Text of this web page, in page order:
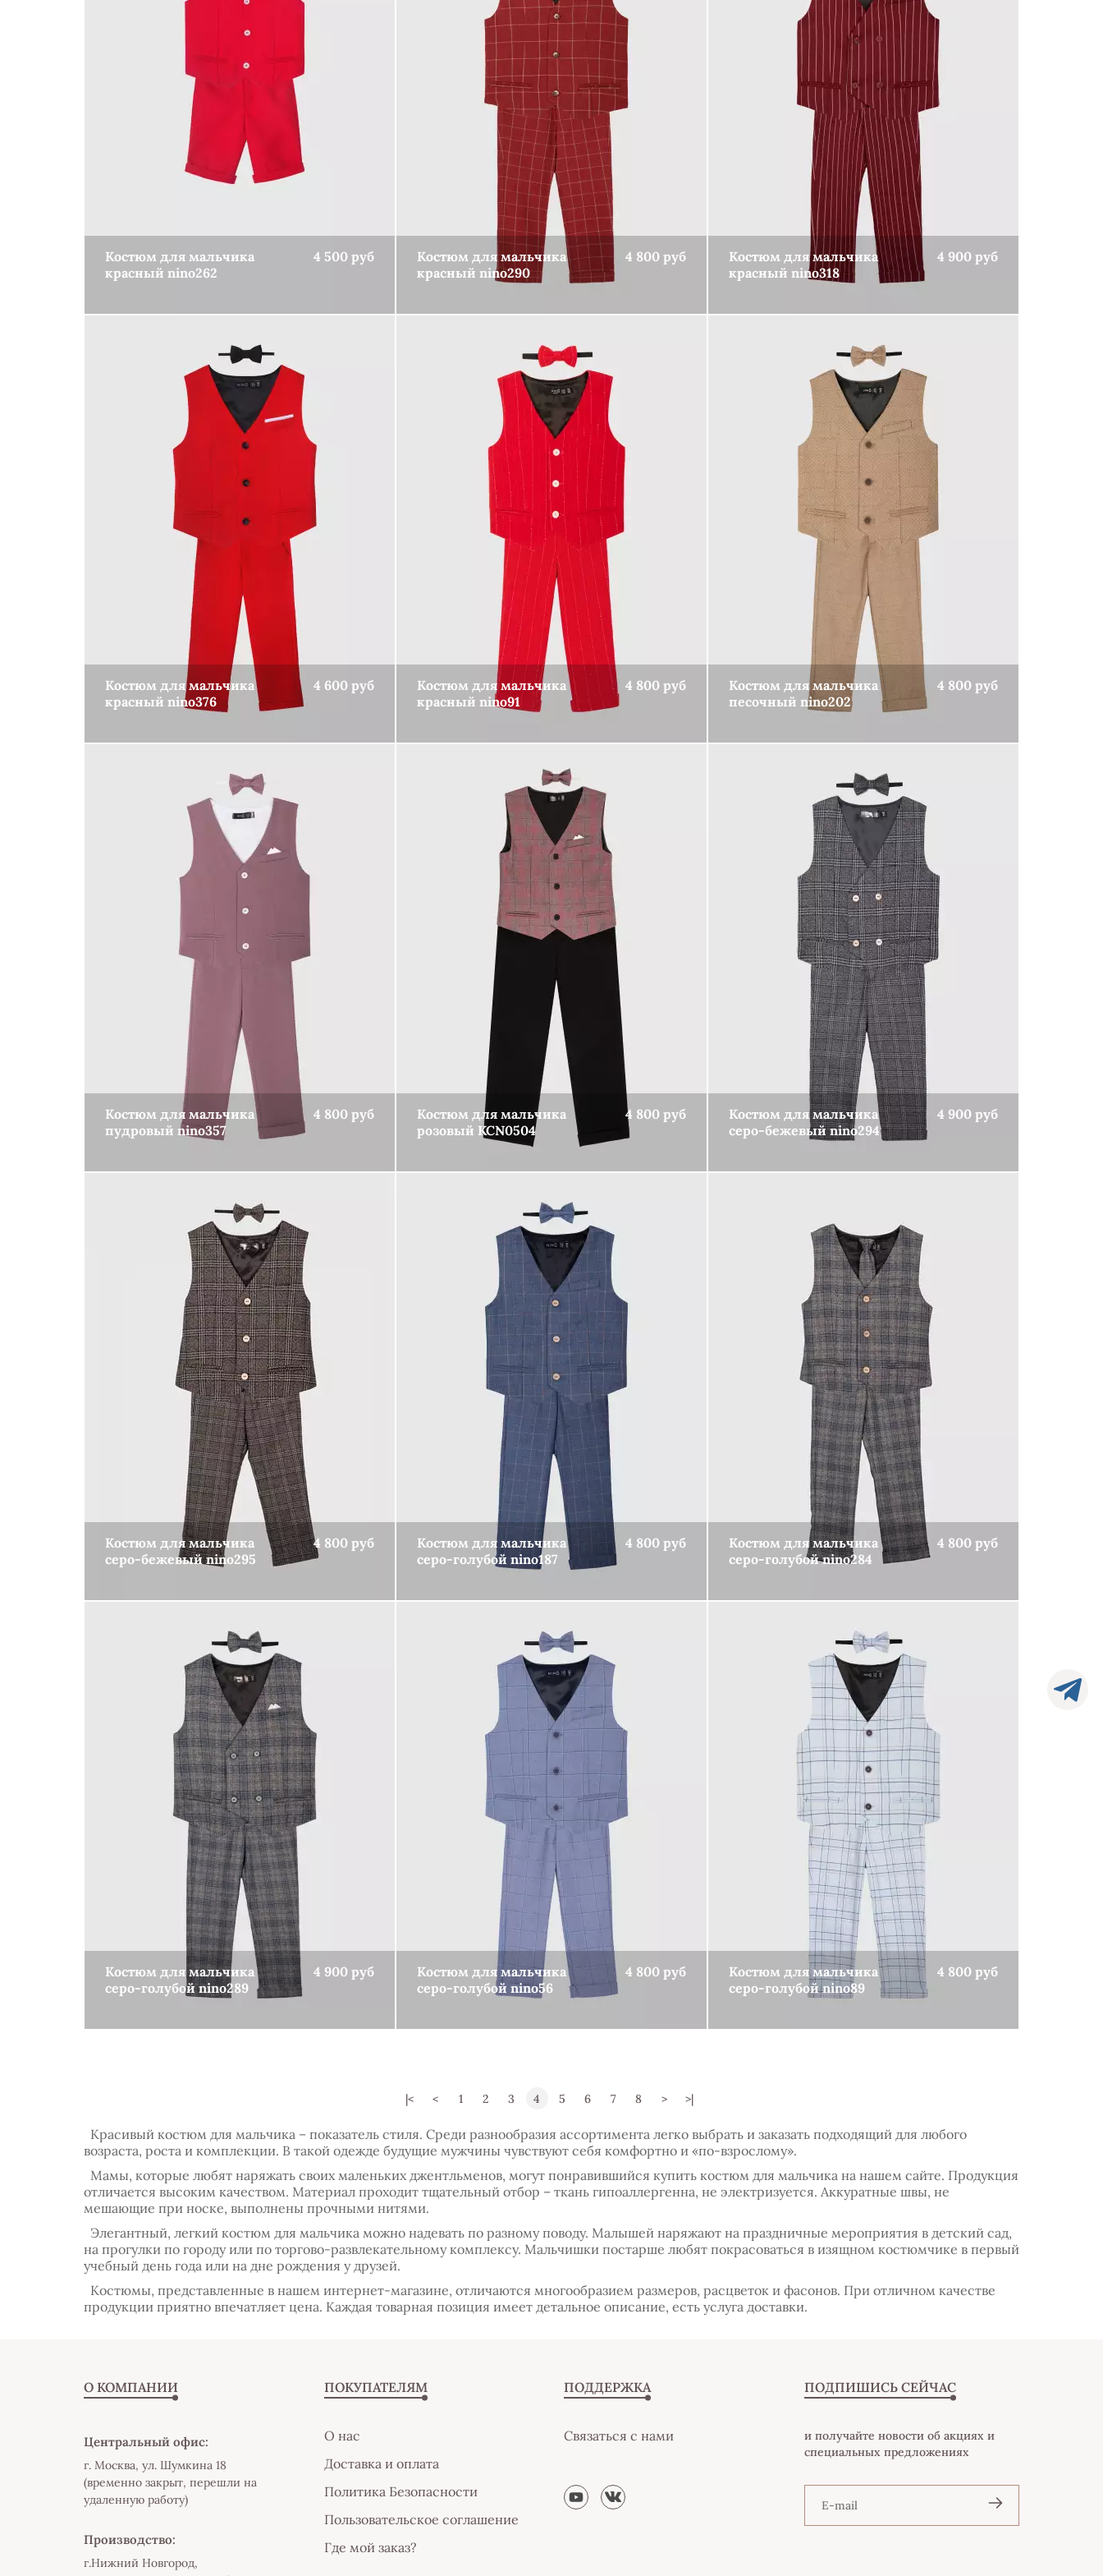
Одежда для девочек
Костюмы для девочек
Костюм для мальчика
красный nino262
4 500 руб
Костюм для мальчика
красный nino290
4 800 руб
Костюм для мальчика
красный nino318
4 900 руб
Костюм для мальчика
красный nino376
4 600 руб
Костюм для мальчика
красный nino91
4 800 руб
КУПИТЬ
Костюм для мальчика
песочный nino202
4 800 руб
КУПИТЬ
Костюм для мальчика
пудровый nino357
4 800 руб
Костюм для мальчика
розовый KCN0504
4 800 руб
Костюм для мальчика
серо-бежевый nino294
4 900 руб
Костюм для мальчика
серо-бежевый nino295
4 800 руб
Костюм для мальчика
серо-голубой nino187
4 800 руб
Костюм для мальчика
серо-голубой nino284
4 800 руб
Костюм для мальчика
серо-голубой nino289
4 900 руб
Костюм для мальчика
серо-голубой nino56
4 800 руб
Костюм для мальчика
серо-голубой nino89
4 800 руб
|< < 1 2 3 4 5 6 7 8 > >|
Красивый костюм для мальчика – показатель стиля. Среди разнообразия ассортимента легко выбрать и заказать подходящий для любого
возраста, роста и комплекции. В такой одежде будущие мужчины чувствуют себя комфортно и «по-взрослому».
Мамы, которые любят наряжать своих маленьких джентльменов, могут понравившийся купить костюм для мальчика на нашем сайте. Продукция
отличается высоким качеством. Материал проходит тщательный отбор – ткань гипоаллергенна, не электризуется. Аккуратные швы, не
мешающие при носке, выполнены прочными нитями.
Элегантный, легкий костюм для мальчика можно надевать по разному поводу. Малышей наряжают на праздничные мероприятия в детский сад,
на прогулки по городу или по торгово-развлекательному комплексу. Мальчишки постарше любят покрасоваться в изящном костюмчике в первый
учебный день года или на дне рождения у друзей.
Костюмы, представленные в нашем интернет-магазине, отличаются многообразием размеров, расцветок и фасонов. При отличном качестве
продукции приятно впечатляет цена. Каждая товарная позиция имеет детальное описание, есть услуга доставки.
О КОМПАНИИ
Центральный офис:
г. Москва, ул. Шумкина 18
(временно закрыт, перешли на
удаленную работу)
Производство:
г.Нижний Новгород,
ПОКУПАТЕЛЯМ
О нас
Доставка и оплата
Политика Безопасности
Пользовательское соглашение
Где мой заказ?
ПОДДЕРЖКА
Связаться с нами
ПОДПИШИСЬ СЕЙЧАС
и получайте новости об акциях и
специальных предложениях